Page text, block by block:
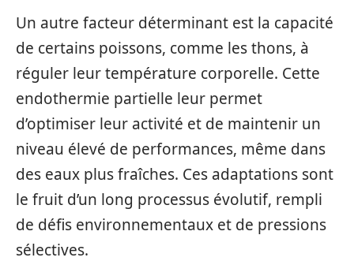
Un autre facteur déterminant est la capacité
de certains poissons, comme les thons, à
réguler leur température corporelle. Cette
endothermie partielle leur permet
d’optimiser leur activité et de maintenir un
niveau élevé de performances, même dans
des eaux plus fraîches. Ces adaptations sont
le fruit d’un long processus évolutif, rempli
de défis environnementaux et de pressions
sélectives.